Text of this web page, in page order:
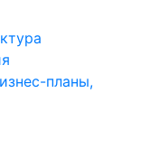
планы,